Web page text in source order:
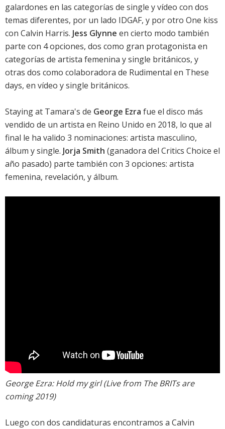
galardones en las categorías de single y vídeo con dos
temas diferentes, por un lado IDGAF, y por otro One kiss
con Calvin Harris. Jess Glynne en cierto modo también
parte con 4 opciones, dos como gran protagonista en
categorías de artista femenina y single británicos, y
otras dos como colaboradora de Rudimental en These
days, en vídeo y single británicos.
Staying at Tamara's de George Ezra fue el disco más
vendido de un artista en Reino Unido en 2018, lo que al
final le ha valido 3 nominaciones: artista masculino,
álbum y single. Jorja Smith (ganadora del Critics Choice el
año pasado) parte también con 3 opciones: artista
femenina, revelación, y álbum.
George Ezra: Hold my girl (Live from The BRITs are
coming 2019)
Luego con dos candidaturas encontramos a Calvin